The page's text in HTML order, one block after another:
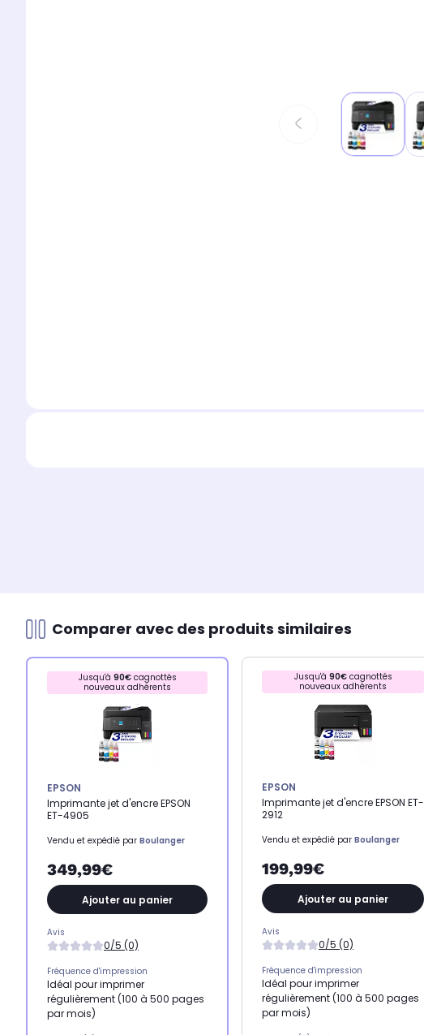
Comparer avec des produits similaires
Jusqu'à 90€cagnottés
nouveaux adhérents
EPSON
Imprimante jet d'encre EPSON
ET-4905
Vendu et expédié par Boulanger
349,99€
Ajouter au panier
Avis
0/5 (0)
Fréquence d'impression
Idéal pour imprimer
régulièrement (100 à 500 pages
par mois)
Jusqu'à 90€cagnottés
nouveaux adhérents
EPSON
Imprimante jet d'encre EPSON ET-
2912
Vendu et expédié par Boulanger
199,99€
Ajouter au panier
Avis
0/5 (0)
Fréquence d'impression
Idéal pour imprimer
régulièrement (100 à 500 pages
par mois)